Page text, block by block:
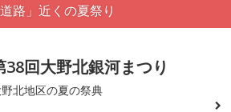
路」近くの夏祭り
38回大野北銀河まつり
北地区の夏の祭典